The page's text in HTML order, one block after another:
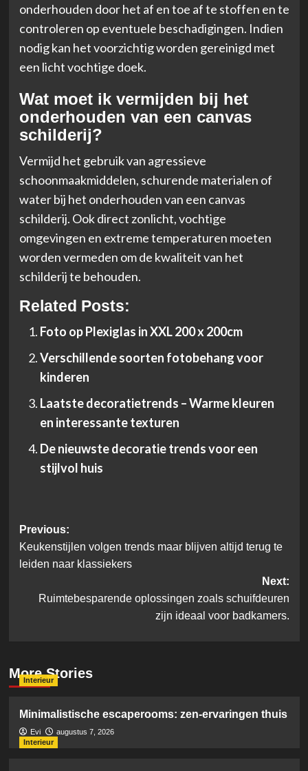
onderhouden door het af en toe af te stoffen en te
controleren op eventuele beschadigingen. Indien
nodig kan het voorzichtig worden gereinigd met
een licht vochtige doek.
Wat moet ik vermijden bij het
onderhouden van een canvas
schilderij?
Vermijd het gebruik van agressieve
schoonmaakmiddelen, schurende materialen of
water bij het onderhouden van een canvas
schilderij. Ook direct zonlicht, vochtige
omgevingen en extreme temperaturen moeten
worden vermeden om de kwaliteit van het
schilderij te behouden.
Related Posts:
Foto op Plexiglas in XXL 200 x 200cm
Verschillende soorten fotobehang voor
kinderen
Laatste decoratietrends – Warme kleuren
en interessante texturen
De nieuwste decoratie trends voor een
stijlvol huis
Post
navigation
Previous:
Keukenstijlen volgen trends maar blijven altijd terug te
leiden naar klassiekers
Next:
Ruimtebesparende oplossingen zoals schuifdeuren
zijn ideaal voor badkamers.
More Stories
Interieur
Minimalistische escaperooms: zen-ervaringen thuis
Evi
augustus 7, 2026
Interieur